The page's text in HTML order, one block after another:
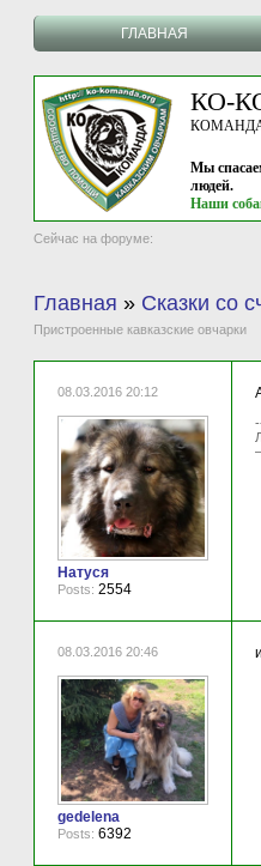
ГЛАВНАЯ
КО-
Мы
людей.
Наши
Сейчас на форуме:
Главная » Сказки со
Пристроенные кавказские овчарки
08.03.2016 20:12
Натуся
Posts: 2554
08.03.2016 20:46
gedelena
Posts: 6392